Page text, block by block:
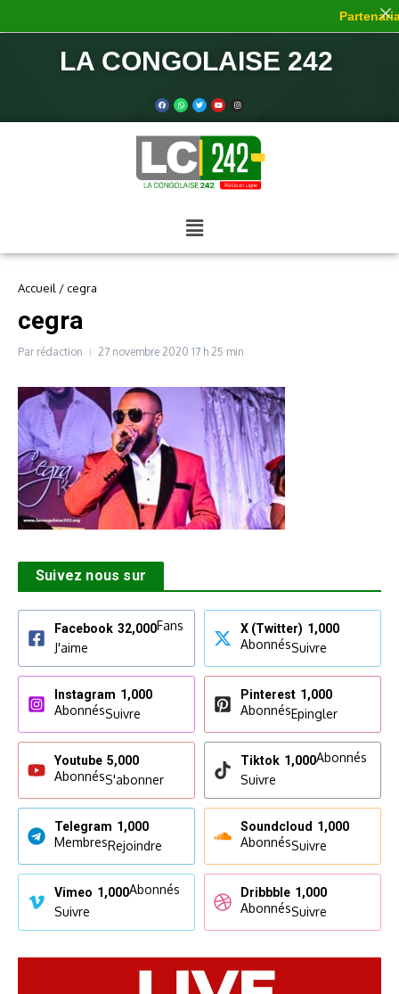
LA CONGOLAISE 242
Accueil /cegra
cegra
Par rédaction 27 novembre 2020 17 h 25 min
Suivez nous sur
Facebook 32,000Fans
J'aime
X (Twitter) 1,000
AbonnésSuivre
Instagram 1,000
AbonnésSuivre
Pinterest 1,000
AbonnésEpingler
Youtube 5,000
AbonnésS'abonner
Tiktok 1,000Abonnés
Suivre
Telegram 1,000
MembresRejoindre
Soundcloud 1,000
AbonnésSuivre
Vimeo 1,000Abonnés
Suivre
Dribbble 1,000
AbonnésSuivre